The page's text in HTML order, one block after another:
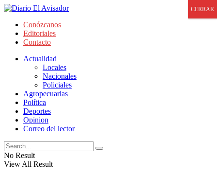
Conózcanos
Editoriales
Contacto
Actualidad
Locales
Nacionales
Policiales
Agropecuarias
Política
Deportes
Opinion
Correo del lector
No Result
View All Result
CERRAR